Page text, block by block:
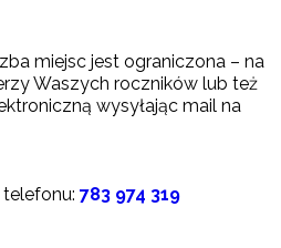
miejsc jest ograniczona – na
Waszych roczników lub też
wysyłając mail na
783 974 319